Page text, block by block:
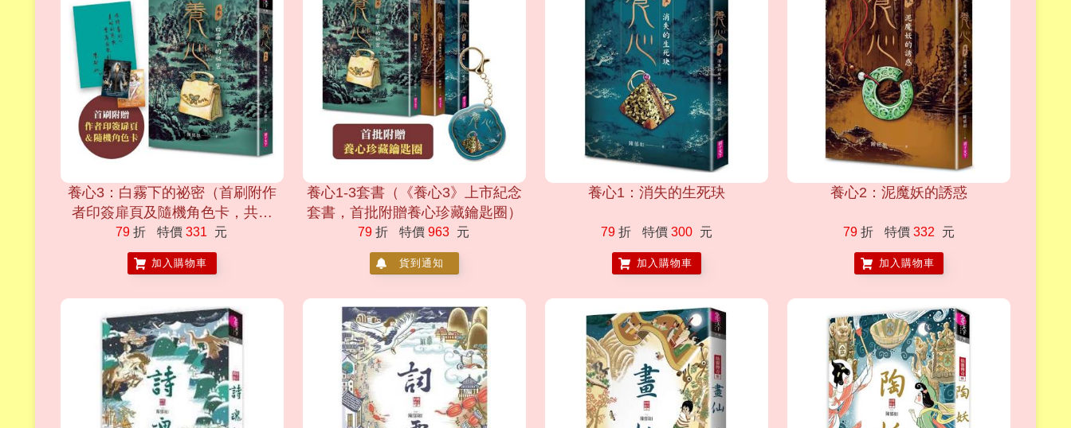
養心3：白霧下的祕密（首刷附作
者印簽扉頁及隨機角色卡，共兩
款）
79 折 特價 331 元
加入購物車
養心1-3套書（《養心3》上市紀念
套書，首批附贈養心珍藏鑰匙圈）
79 折 特價 963 元
貨到通知
養心1：消失的生死玦
79 折 特價 300 元
加入購物車
養心2：泥魔妖的誘惑
79 折 特價 332 元
加入購物車